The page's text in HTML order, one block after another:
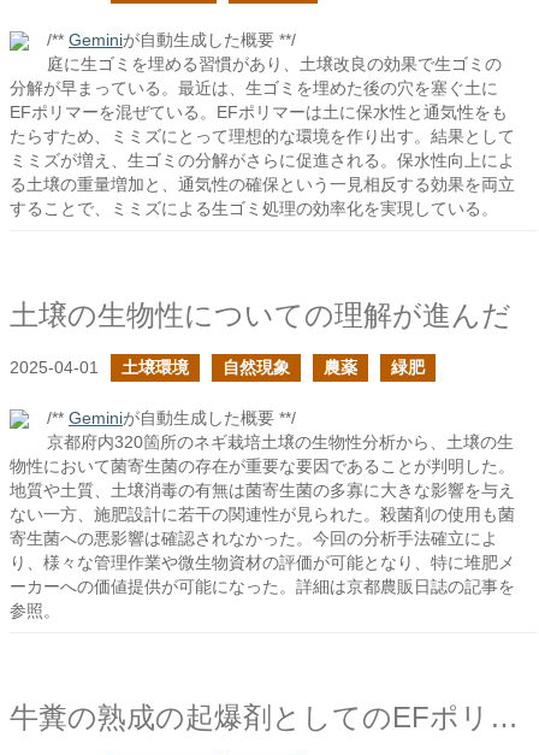
/** Geminiが自動生成した概要 **/
庭に生ゴミを埋める習慣があり、土壌改良の効果で生ゴミの
分解が早まっている。最近は、生ゴミを埋めた後の穴を塞ぐ土に
EFポリマーを混ぜている。EFポリマーは土に保水性と通気性をも
たらすため、ミミズにとって理想的な環境を作り出す。結果として
ミミズが増え、生ゴミの分解がさらに促進される。保水性向上によ
る土壌の重量増加と、通気性の確保という一見相反する効果を両立
することで、ミミズによる生ゴミ処理の効率化を実現している。
土壌の生物性についての理解が進んだ
2025-04-01 土壌環境 自然現象 農薬 緑肥
/** Geminiが自動生成した概要 **/
京都府内320箇所のネギ栽培土壌の生物性分析から、土壌の生
物性において菌寄生菌の存在が重要な要因であることが判明した。
地質や土質、土壌消毒の有無は菌寄生菌の多寡に大きな影響を与え
ない一方、施肥設計に若干の関連性が見られた。殺菌剤の使用も菌
寄生菌への悪影響は確認されなかった。今回の分析手法確立によ
り、様々な管理作業や微生物資材の評価が可能となり、特に堆肥メ
ーカーへの価値提供が可能になった。詳細は京都農販日誌の記事を
参照。
牛糞の熟成の起爆剤としてのEFポリマー